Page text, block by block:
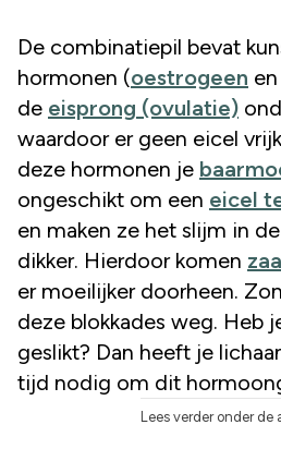
De combinatiepil bevat
hormonen (oestrogeen
de eisprong (ovulatie)
waardoor er geen eicel
deze hormonen je
ongeschikt om een eicel
en maken ze het slijm in de
dikker. Hierdoor komen
er moeilijker doorheen.
deze blokkades weg. Heb
geslikt? Dan heeft je
tijd nodig om dit
Lees verder onder de